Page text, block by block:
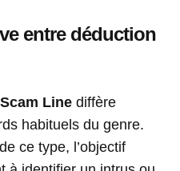
entre déduction
Scam Line diffère
habituels du genre.
ce type, l’objectif